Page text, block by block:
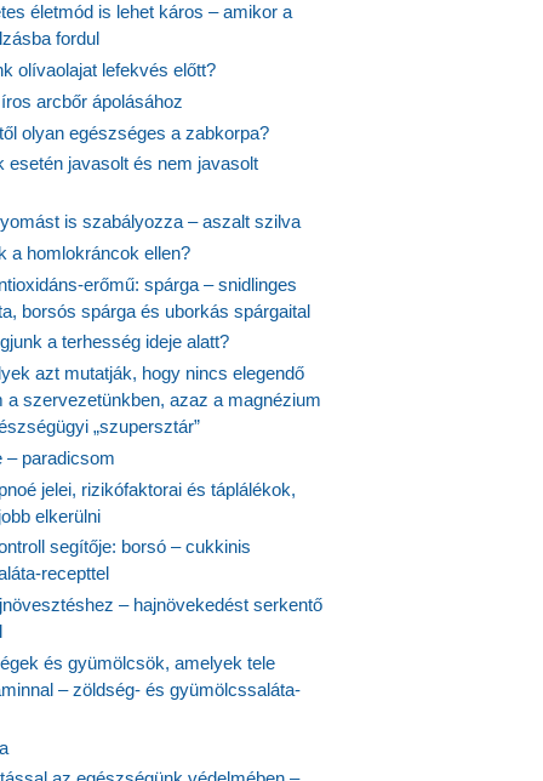
életmód is lehet káros – amikor a
fordul
olívaolajat lefekvés előtt?
arcbőr ápolásához
olyan egészséges a zabkorpa?
esetén javasolt és nem javasolt
is szabályozza – aszalt szilva
a homlokráncok ellen?
erőmű: spárga – snidlinges
borsós spárga és uborkás spárgaital
a terhesség ideje alatt?
azt mutatják, hogy nincs elegendő
a szervezetünkben, azaz a magnézium
„szupersztár”
– paradicsom
jelei, rizikófaktorai és táplálékok,
elkerülni
segítője: borsó – cukkinis
recepttel
– hajnövekedést serkentő
és gyümölcsök, amelyek tele
– zöldség- és gyümölcssaláta-